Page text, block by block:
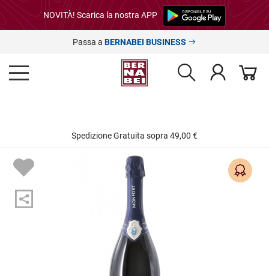
NOVITÀ! Scarica la nostra APP
Passa a BERNABEI BUSINESS
Spedizione Gratuita sopra 49,00 €